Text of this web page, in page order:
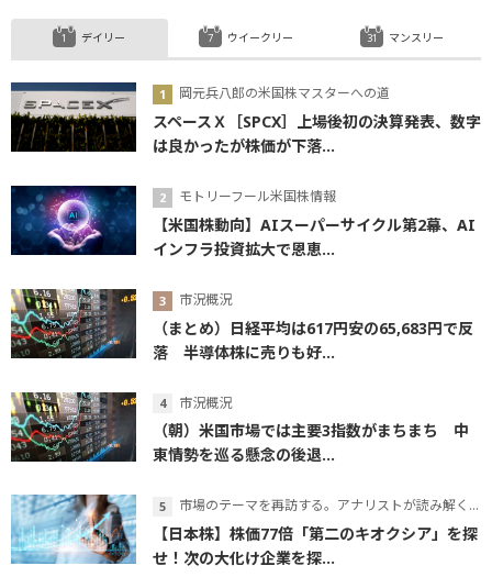
デイリー
岡元兵八郎の米国株マスターへの道
スペースＸ［SPCX］上場後初の決算発表、数字
は良かったが株価が下落...
モトリーフール米国株情報
【米国株動向】AIスーパーサイクル第2幕、AI
インフラ投資拡大で恩恵...
市況概況
（まとめ）日経平均は617円安の65,683円で反
落 半導体株に売りも好...
市況概況
（朝）米国市場では主要3指数がまちまち 中
東情勢を巡る懸念の後退...
市場のテーマを再訪する。アナリストが読み解くテーマの本質
【日本株】株価77倍「第二のキオクシア」を探
せ！次の大化け企業を探...
ウイークリー マンスリー